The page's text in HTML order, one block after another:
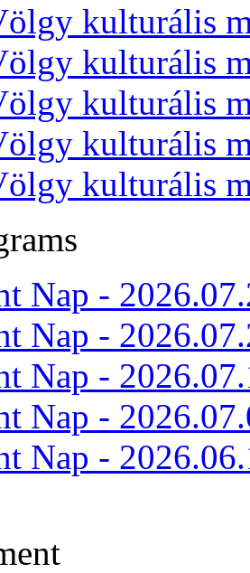
kulturális
kulturális
kulturális
kulturális
kulturális
Nap -
Nap -
Nap -
Nap -
Nap -